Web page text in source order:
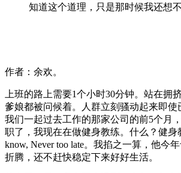
知道这个道理，只是那时候我还想
作者：余欢。
上班的路上需要1个小时30分钟。站在
爹娘都被问候着。人群立刻骚动起来即
我们一起过去工作的那家公司的前5个月
职了，我现在在做健身教练。什么？健
know, Never too late。我掐之一算，他
折腾，还不赶快稳定下来好好生活。